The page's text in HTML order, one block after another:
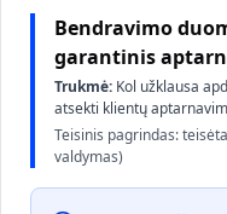
Bendravimo
garantinis
Trukmė: Kol užklausa
atsekti klientų
Teisinis pagrindas:
valdymas)